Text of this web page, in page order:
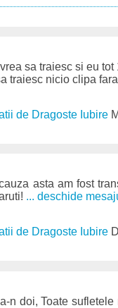
sa traiesc si eu
traiesc nicio clipa
de Dragoste Iubire
asta am fost
... deschide
de Dragoste Iubire
n doi, Toate